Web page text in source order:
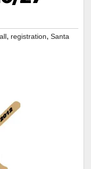
, registration, Santa